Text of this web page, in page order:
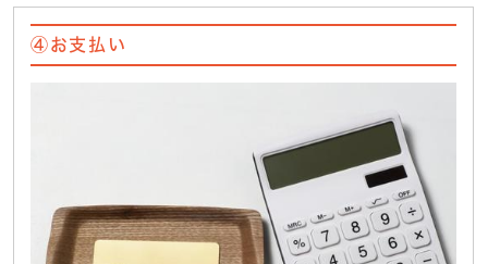
④お支払い